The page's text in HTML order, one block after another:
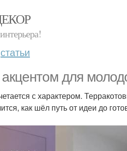
статьи
для
с характером.
как шёл путь от идеи до